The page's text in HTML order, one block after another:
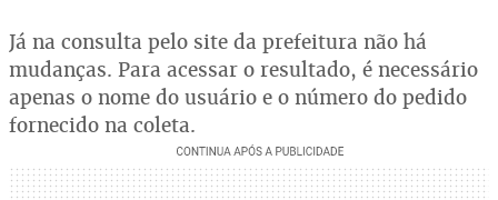
Já na consulta pelo site da prefeitura não há
mudanças. Para acessar o resultado, é necessário
apenas o nome do usuário e o número do pedido
fornecido na coleta.